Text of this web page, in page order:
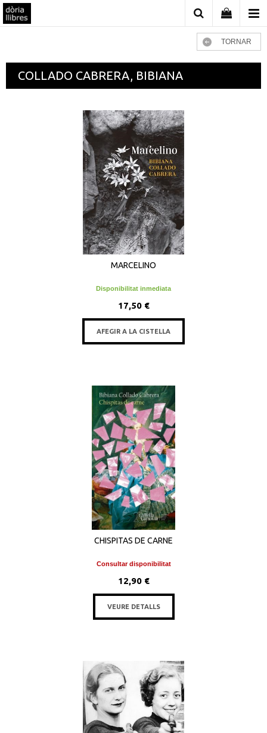
TORNAR
COLLADO CABRERA, BIBIANA
MARCELINO
Disponibilitat inmediata
17,50 €
AFEGIR A LA CISTELLA
CHISPITAS DE CARNE
Consultar disponibilitat
12,90 €
VEURE DETALLS